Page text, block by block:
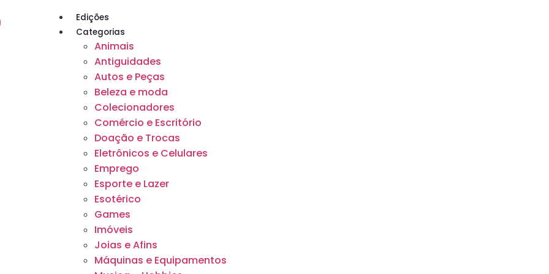
Edições
Categorias
Animais
Antiguidades
Autos e Peças
Beleza e moda
Colecionadores
Comércio e Escritório
Doação e Trocas
Eletrônicos e Celulares
Emprego
Esporte e Lazer
Esotérico
Games
Imóveis
Joias e Afins
Máquinas e Equipamentos